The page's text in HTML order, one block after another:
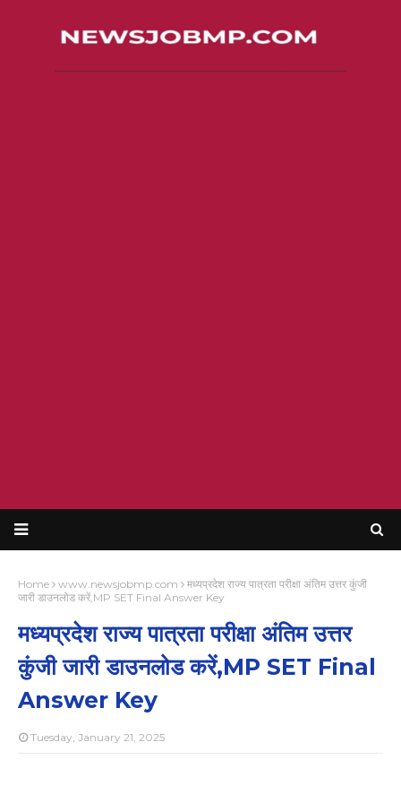
Home www.newsjobmp.com
मध्यप्रदेश राज्य पात्रता परीक्षा अंतिम उत्तर कुंजी
जारी डाउनलोड करें,MP SET Final Answer Key
मध्यप्रदेश राज्य पात्रता परीक्षा अंतिम उत्तर
कुंजी जारी डाउनलोड करें,MP SET Final
Answer Key
Tuesday, January 21, 2025